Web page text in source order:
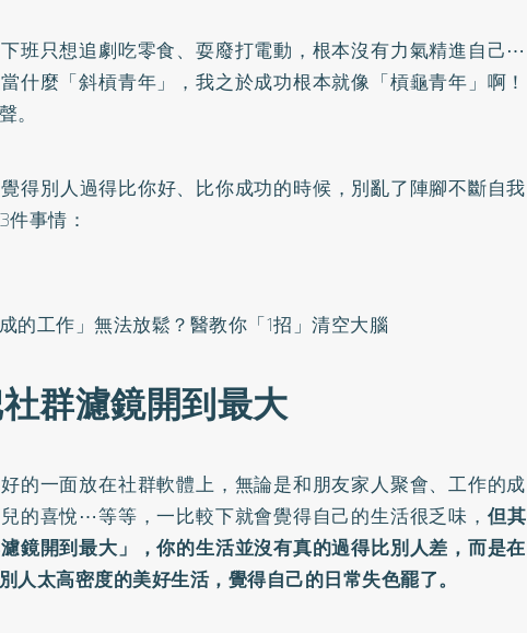
班只想追劇吃零食、耍廢打電動，根本沒有力氣精進自己⋯
什麼「斜槓青年」，我之於成功根本就像「槓龜青年」啊！
。
得別人過得比你好、比你成功的時候，別亂了陣腳不斷自我
事情：
的工作」無法放鬆？醫教你「1招」清空大腦
群濾鏡開到最大
的一面放在社群軟體上，無論是和朋友家人聚會、工作的成
的喜悅⋯等等，一比較下就會覺得自己的生活很乏味， 但其
鏡開到最大」，你的生活並沒有真的過得比別人差，而是在
人太高密度的美好生活，覺得自己的日常失色罷了。